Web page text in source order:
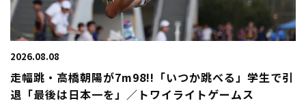
2026.08.08
走幅跳・高橋朝陽が7m98!!「いつか跳べる」学生で引
退「最後は日本一を」／トワイライトゲームス